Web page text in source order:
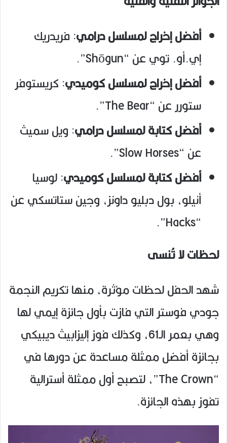
أفضل إخراج لمسلسل درامي: فريدريك
إي.أو. توي عن “Shōgun”.
أفضل إخراج لمسلسل كوميدي: كريستوفر
ستورر عن “The Bear”.
أفضل كتابة لمسلسل درامي: ويل سميث
عن “Slow Horses”.
أفضل كتابة لمسلسل كوميدي: لوسيا
أنيلو، بول دبليو داونز، وجين ستاتسكي عن
“Hacks”.
لحظات لا تُنسى
شهد الحفل لحظات مؤثرة، منها تكريم النجمة
جودي فوستر التي فازت بأول جائزة إيمي لها
وهي بعمر الـ61، وكذلك فوز إليزابيث ديبيكي
بجائزة أفضل ممثلة مساعدة عن دورها في
“The Crown”، لتصبح أول ممثلة أسترالية
تفوز بهذه الجائزة.